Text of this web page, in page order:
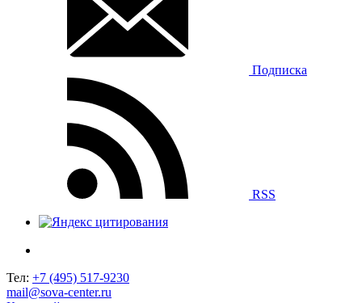
Подписка
RSS
Тел: +7 (495) 517-9230
mail@sova-center.ru